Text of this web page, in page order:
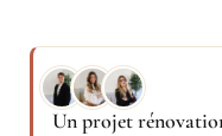
Un projet